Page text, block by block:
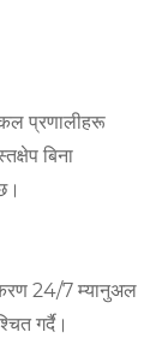
प्रणालीहरू
बिना
24/7 म्यानुअल
गर्दै।